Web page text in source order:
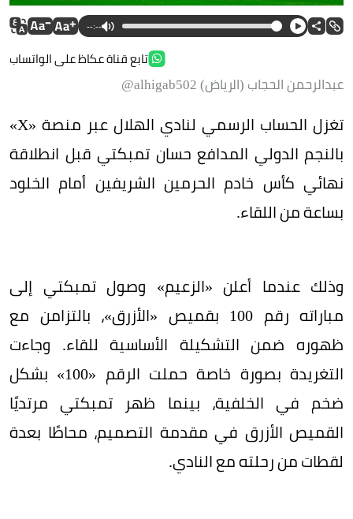
--:--
تابع قناة عكاظ على الواتساب
عبدالرحمن الحجاب (الرياض) alhigab502@
تغزل الحساب الرسمي لنادي الهلال عبر منصة «X»
بالنجم الدولي المدافع حسان تمبكتي قبل انطلاقة
نهائي كأس خادم الحرمين الشريفين أمام الخلود
بساعة من اللقاء.
وذلك عندما أعلن «الزعيم» وصول تمبكتي إلى
مباراته رقم 100 بقميص «الأزرق»، بالتزامن مع
ظهوره ضمن التشكيلة الأساسية للقاء. وجاءت
التغريدة بصورة خاصة حملت الرقم «100» بشكل
ضخم في الخلفية، بينما ظهر تمبكتي مرتديًا
القميص الأزرق في مقدمة التصميم، محاطًا بعدة
لقطات من رحلته مع النادي.